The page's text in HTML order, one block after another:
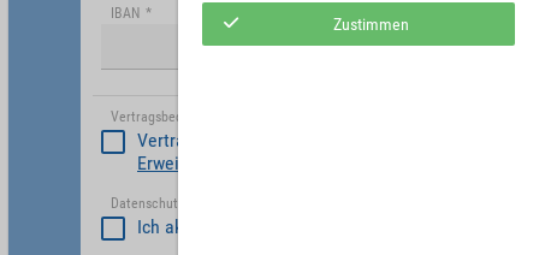
IBAN *
Vertragsbedinungen akzeptieren
Vertragsbedinungen akzeptieren
Erweiterte Vertragsbedingungen Partner
Datenschutzerklärung akzeptiert
Ich akzeptiere die
Zustimmen